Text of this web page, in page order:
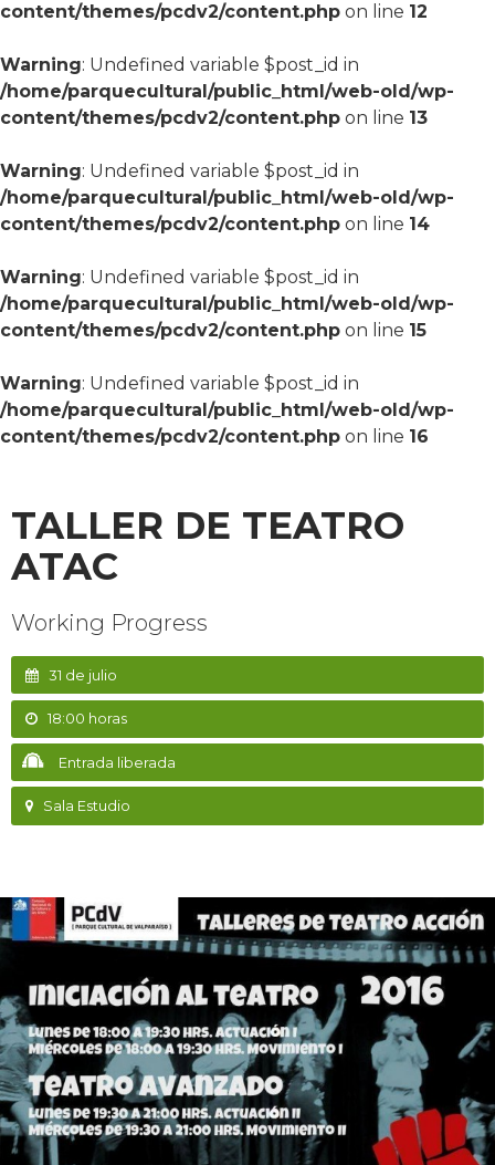
content/themes/pcdv2/content.php on line 12
Warning: Undefined variable $post_id in
/home/parquecultural/public_html/web-old/wp-
content/themes/pcdv2/content.php on line 13
Warning: Undefined variable $post_id in
/home/parquecultural/public_html/web-old/wp-
content/themes/pcdv2/content.php on line 14
Warning: Undefined variable $post_id in
/home/parquecultural/public_html/web-old/wp-
content/themes/pcdv2/content.php on line 15
Warning: Undefined variable $post_id in
/home/parquecultural/public_html/web-old/wp-
content/themes/pcdv2/content.php on line 16
TALLER DE TEATRO
ATAC
Working Progress
31 de julio
18:00 horas
Entrada liberada
Sala Estudio